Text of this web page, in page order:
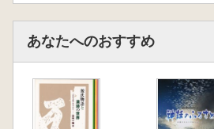
あなたへのおすすめ